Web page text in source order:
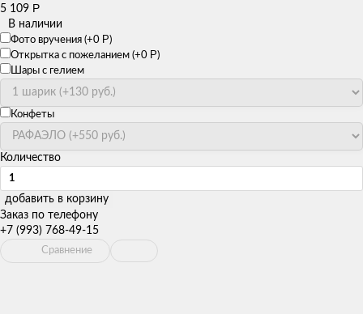
5 109 Р
В наличии
Фото вручения (+0 Р)
Открытка с пожеланием (+0 Р)
Шары с гелием
Конфеты
Количество
добавить в корзину
Заказ по телефону
+7 (993) 768-49-15
Сравнение